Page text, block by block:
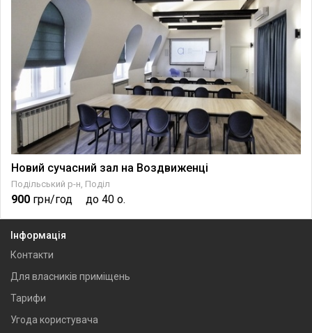
Новий сучасний зал на Воздвиженці
Подільський р-н, Поділ
900 грн/год до 40 о.
Інформація
Контакти
Для власників приміщень
Тарифи
Угода користувача